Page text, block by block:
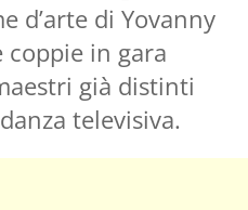
d’arte di Yovanny
coppie in gara
già distinti
televisiva.